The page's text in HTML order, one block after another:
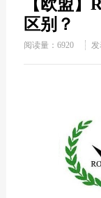
【欧盟】
区别？
阅读量： 6920 发